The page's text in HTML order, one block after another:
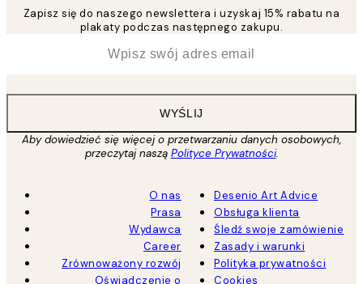
Zapisz się do naszego newslettera i uzyskaj 15% rabatu na
plakaty podczas następnego zakupu.
WYŚLIJ
Aby dowiedzieć się więcej o przetwarzaniu danych osobowych,
przeczytaj naszą Polityce Prywatności.
O nas
Prasa
Wydawca
Career
Zrównoważony rozwój
Oświadczenie o
Desenio Art Advice
Obsługa klienta
Śledź swoje zamówienie
Zasady i warunki
Polityka prywatności
Cookies